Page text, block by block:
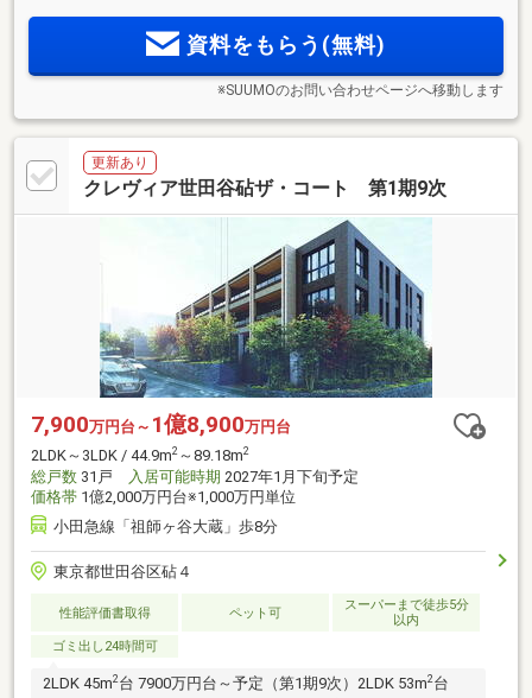
に誕生。建物内モデルルーム公開中！
資料をもらう(無料)
※SUUMOのお問い合わせページへ移動します
更新あり
クレヴィア世田谷砧ザ・コート 第1期9次
7,900万円台～ 1億8,900万円台
2LDK～3LDK / 44.9m2 ～89.18m2
総戸数 31戸 入居可能時期 2027年1月下旬予定
価格帯 1億2,000万円台※1,000万円単位
小田急線「祖師ヶ谷大蔵」歩8分
東京都世田谷区砧４
性能評価書取得 ペット可
スーパーまで徒歩5分
以内
ゴミ出し24時間可
2LDK 45m2台 7900万円台～予定（第1期9次）2LDK 53m2台